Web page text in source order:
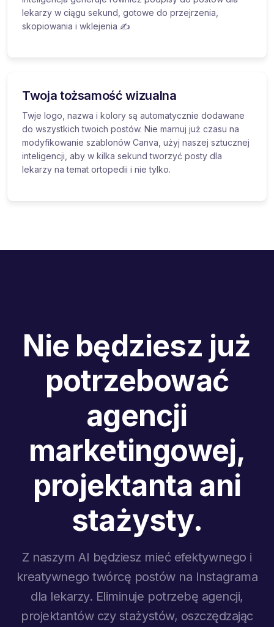
lekarzy w ciągu sekund, gotowe do przejrzenia,
skopiowania i wklejenia ✍️
Twoja tożsamość wizualna
Twje logo, nazwa i kolory są automatycznie dodawane
do wszystkich twoich postów. Nie marnuj już czasu na
modyfikowanie szablonów Canva, użyj naszej sztucznej
inteligencji, aby w kilka sekund tworzyć posty dla
lekarzy na temat ortopedii i nie tylko.
Nie będziesz już
potrzebować
agencji
marketingowej,
projektanta ani
stażysty.
Z naszym AI będziesz mieć efektywnego i
kreatywnego twórcę postów na Instagrama
dla lekarzy. Eliminuje potrzebę agencji,
projektantów czy stażystów, oszczędzając